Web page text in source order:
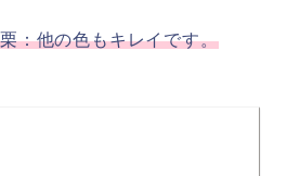
：他の色もキレイです。